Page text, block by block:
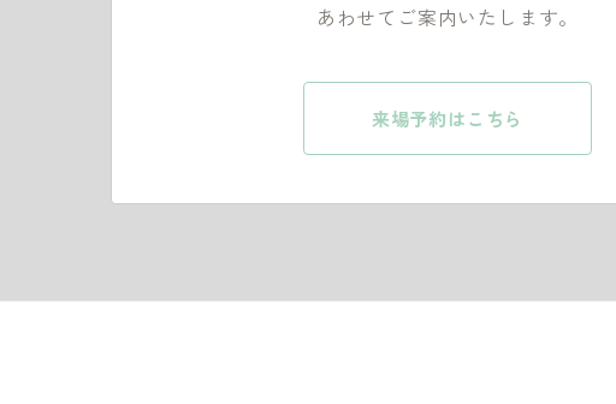
あわせてご案内いたします。
来場予約はこちら